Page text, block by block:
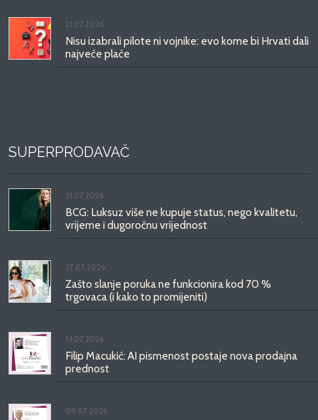
21.07.2026.
Nisu izabrali pilote ni vojnike: evo kome bi Hrvati dali
najveće plaće
SUPERPRODAVAČ
31.07.2026.
BCG: Luksuz više ne kupuje status, nego kvalitetu,
vrijeme i dugoročnu vrijednost
27.07.2026.
Zašto slanje poruka ne funkcionira kod 70 %
trgovaca (i kako to promijeniti)
14.07.2026.
Filip Macukić: AI pismenost postaje nova prodajna
prednost
08.07.2026.